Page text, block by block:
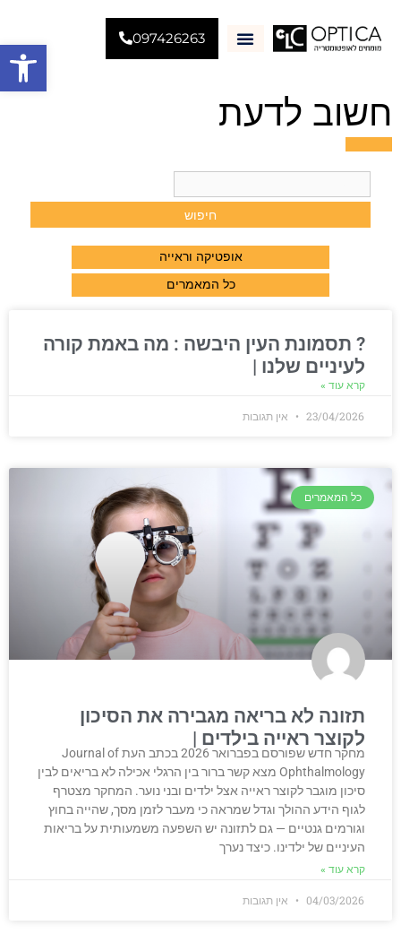
פתח 097426263
חשוב לדעת
אופטיקה וראייה
כל המאמרים
? תסמונת העין היבשה : מה באמת קורה
לעיניים שלנו
קרא עוד »
23/04/2026 אין תגובות
כל המאמרים
תזונה לא בריאה מגבירה את הסיכון
לקוצר ראייה בילדים
מחקר חדש שפורסם בפברואר 2026 בכתב העת Journal of
Ophthalmology מצא קשר ברור בין הרגלי אכילה לא בריאים לבין
סיכון מוגבר לקוצר ראייה אצל ילדים ובני נוער. המחקר מצטרף
לגוף הידע ההולך וגדל שמראה כי מעבר לזמן מסך, שהייה בחוץ
וגורמים גנטיים — גם לתזונה יש השפעה משמעותית על בריאות
העיניים של ילדינו. כיצד נערך
קרא עוד »
04/03/2026 אין תגובות